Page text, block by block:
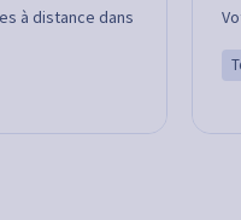
à distance dans